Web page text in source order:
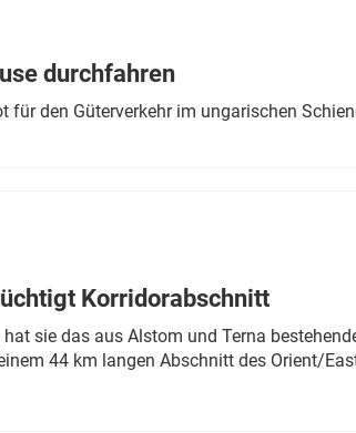
durchfahren
den Güterverkehr im ungarischen
Korridorabschnitt
sie das aus Alstom und Terna
44 km langen Abschnitt des Orient/